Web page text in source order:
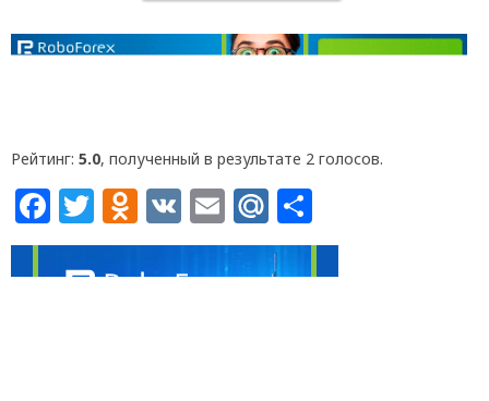
Рейтинг: 5.0, полученный в результате 2 голосов.
Facebook
Twitter
Odnoklassniki
VK EmailMail.Ru